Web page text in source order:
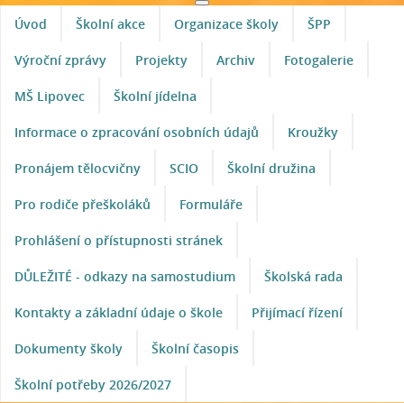
Úvod Školní akce Organizace školy ŠPP
Výroční zprávy Projekty Archiv Fotogalerie
MŠ Lipovec Školní jídelna
Informace o zpracování osobních údajů Kroužky
Pronájem tělocvičny SCIO Školní družina
Pro rodiče přeškoláků Formuláře
Prohlášení o přístupnosti stránek
DŮLEŽITÉ - odkazy na samostudium Školská rada
Kontakty a základní údaje o škole Přijímací řízení
Dokumenty školy Školní časopis
Školní potřeby 2026/2027